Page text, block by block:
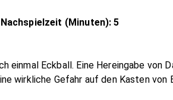
(Minuten): 5
einmal Eckball. Eine Hereingabe von
wirkliche Gefahr auf den Kasten von